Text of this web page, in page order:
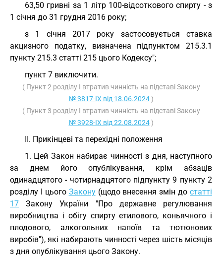
63,50 гривні за 1 літр 100-відсоткового спирту - з
1 січня до 31 грудня 2016 року;
з 1 січня 2017 року застосовується ставка
акцизного податку, визначена підпунктом 215.3.1
пункту 215.3 статті 215 цього Кодексу";
пункт 7 виключити.
( Пункт 2 розділу I втратив чинність на підставі Закону
№ 3817-IX від 18.06.2024)
( Пункт 3 розділу I втратив чинність на підставі Закону
№ 3928-IX від 22.08.2024)
II. Прикінцеві та перехідні положення
1. Цей Закон набирає чинності з дня, наступного
за днем його опублікування, крім абзаців
одинадцятого - чотирнадцятого підпункту 9 пункту 2
розділу I цього Закону(щодо внесення змін до статті
17 Закону України "Про державне регулювання
виробництва і обігу спирту етилового, коньячного і
плодового, алкогольних напоїв та тютюнових
виробів"), які набирають чинності через шість місяців
з дня опублікування цього Закону.